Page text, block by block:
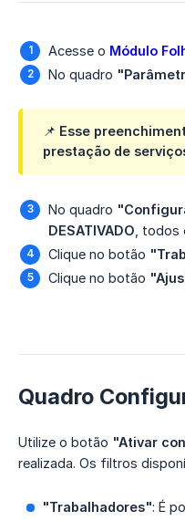
Acesse o Módulo
No quadro
📌 Esse
prestação de
No quadro
DESATIVADO ,
Clique no botão
Clique no botão
Quadro
Utilize o botão "Ativar
realizada. Os filtros
"Trabalhadores": É